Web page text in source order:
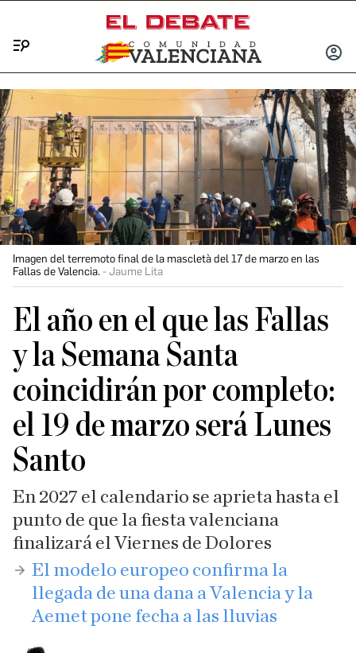
INICIAR
Imagen del terremoto final de la mascletà del 17 de marzo en las
Fallas de Valencia.
Jaume Lita
El año en el que las Fallas
y la Semana Santa
coincidirán por completo:
el 19 de marzo será Lunes
Santo
En 2027 el calendario se aprieta hasta el
punto de que la fiesta valenciana
finalizará el Viernes de Dolores
El modelo europeo confirma la
llegada de una dana a Valencia y la
Aemet pone fecha a las lluvias